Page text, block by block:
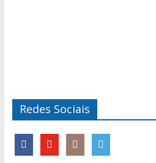
Redes Sociais